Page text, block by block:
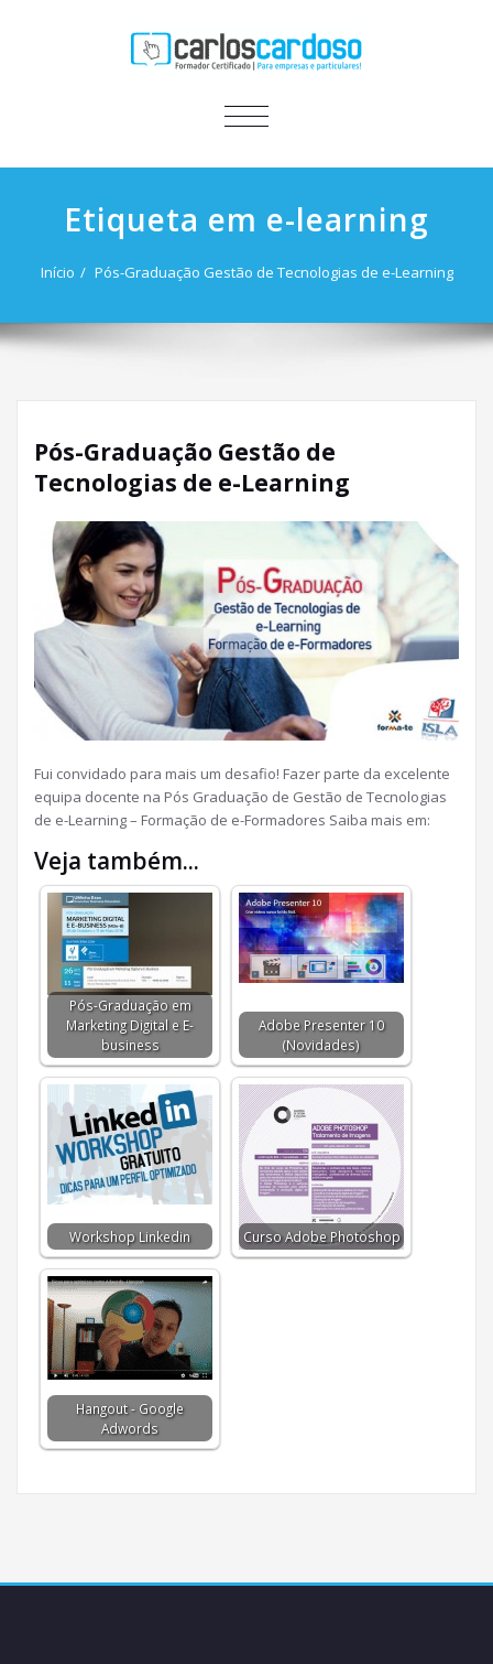
ALTERNAR
Etiqueta em e-learning
Início Pós-Graduação Gestão de Tecnologias de e-Learning
Pós-Graduação Gestão de
Tecnologias de e-Learning
Fui convidado para mais um desafio! Fazer parte da excelente
equipa docente na Pós Graduação de Gestão de Tecnologias
de e-Learning – Formação de e-Formadores Saiba mais em:
Veja também...
Pós-Graduação em
Marketing Digital e E-
business
Adobe Presenter 10
(Novidades)
Workshop Linkedin Curso Adobe Photoshop
Hangout - Google
Adwords